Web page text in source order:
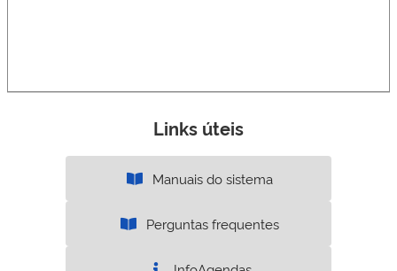
Links úteis
Manuais do sistema
Perguntas frequentes